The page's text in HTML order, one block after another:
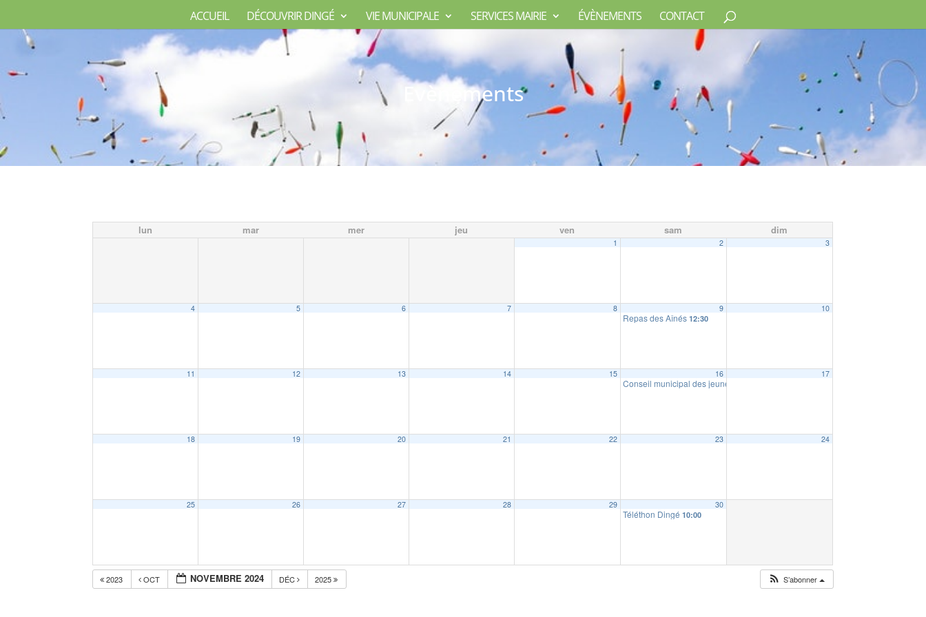
ACCUEIL DÉCOUVRIR DINGÉ VIE MUNICIPALE SERVICES MAIRIE ÉVÈNEMENTS CONTACT
Evènements
lun mar mer jeu ven sam dim
1 2 3
4 5 6 7 8 9
Repas des Aînés12:30
10
11 12 13 14 15 16
Conseil municipal des jeunes : ramassage de déchets
17
18 19 20 21 22 23 24
25 26 27 28 29 30
Téléthon Dingé10:00
2023 OCT NOVEMBRE 2024 DÉC 2025 S’abonner